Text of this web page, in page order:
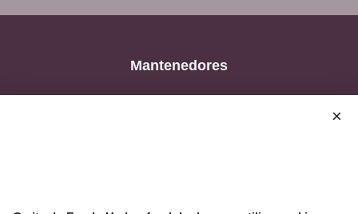
Mantenedores
×